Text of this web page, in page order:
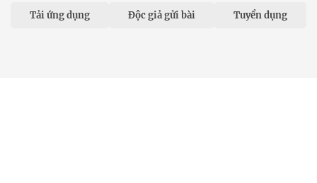
Tải ứng dụng Độc giả gửi bài Tuyển dụng